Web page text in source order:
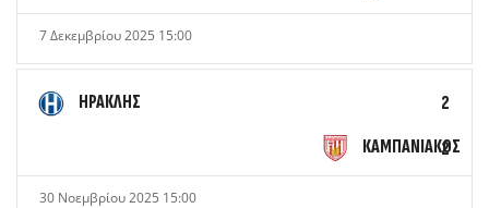
7 Δεκεμβρίου 2025 15:00
ΗΡΑΚΛΗΣ
2
ΚΑΜΠΑΝΙΑΚΟΣ
2
30 Νοεμβρίου 2025 15:00